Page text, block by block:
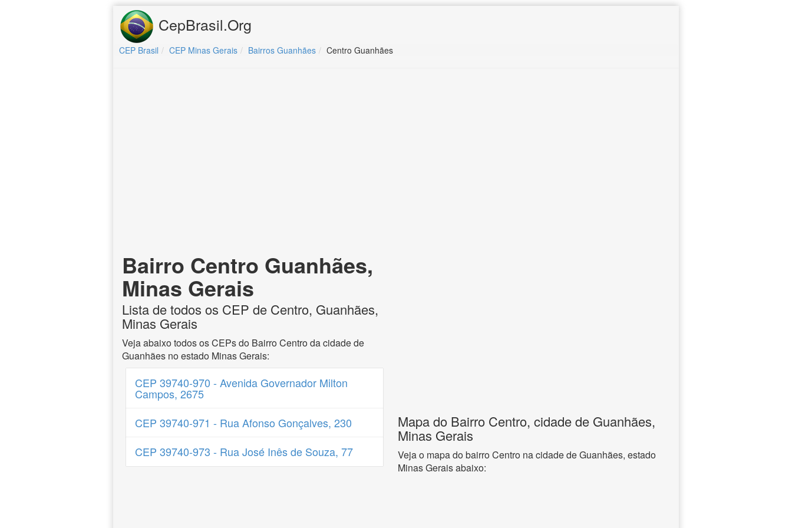
CepBrasil.Org
CEP Brasil CEP Minas Gerais Bairros Guanhães Centro Guanhães
Bairro Centro Guanhães,
Minas Gerais
Lista de todos os CEP de Centro, Guanhães,
Minas Gerais
Veja abaixo todos os CEPs do Bairro Centro da cidade de
Guanhães no estado Minas Gerais:
CEP 39740-970 - Avenida Governador Milton
Campos, 2675
CEP 39740-971 - Rua Afonso Gonçalves, 230
CEP 39740-973 - Rua José Inês de Souza, 77
Mapa do Bairro Centro, cidade de Guanhães,
Minas Gerais
Veja o mapa do bairro Centro na cidade de Guanhães, estado
Minas Gerais abaixo: